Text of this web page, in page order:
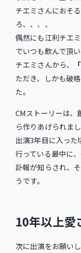
チエミさんにおそ
ろ、、、、
偶然にも江利チエ
でいつも飲んで頂い
チエミさんから、
ただき、しかも破
た。
CMストーリーは、
ら作りあげられまし
出演3年目に入った
行っている最中に
訃報が知らされ、
うです。
10年以上愛
次に出演をお願い